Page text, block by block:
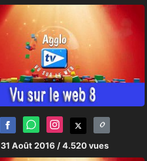
31 Août 2016 / 4.520 vues